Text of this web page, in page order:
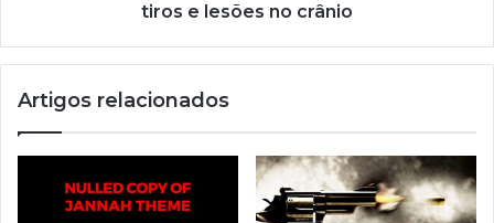
tiros e lesões no crânio
Artigos relacionados